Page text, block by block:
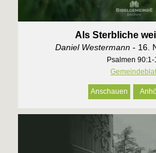
Als Sterbliche
Daniel Westermann - 16.
Psalmen 90:1-
Anschauen